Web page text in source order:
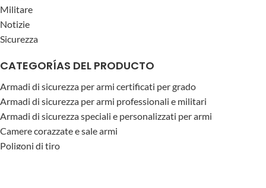
Militare
Notizie
Sicurezza
CATEGORÍAS DEL PRODUCTO
Armadi di sicurezza per armi certificati per grado
Armadi di sicurezza per armi professionali e militari
Armadi di sicurezza speciali e personalizzati per armi
Camere corazzate e sale armi
Poligoni di tiro